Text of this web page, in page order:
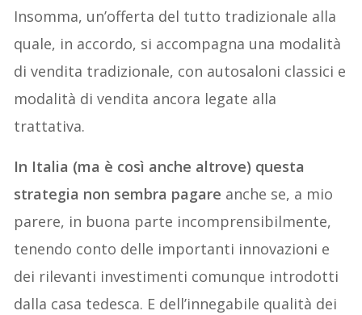
Insomma, un’offerta del tutto tradizionale alla
quale, in accordo, si accompagna una modalità
di vendita tradizionale, con autosaloni classici e
modalità di vendita ancora legate alla
trattativa.
In Italia (ma è così anche altrove) questa
strategia non sembra pagare anche se, a mio
parere, in buona parte incomprensibilmente,
tenendo conto delle importanti innovazioni e
dei rilevanti investimenti comunque introdotti
dalla casa tedesca. E dell’innegabile qualità dei